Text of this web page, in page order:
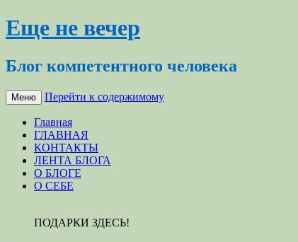
Еще не вечер
Блог компетентного человека
Меню Перейти к содержимому
Главная
ГЛАВНАЯ
КОНТАКТЫ
ЛЕНТА БЛОГА
О БЛОГЕ
О СЕБЕ
ПОДАРКИ ЗДЕСЬ!